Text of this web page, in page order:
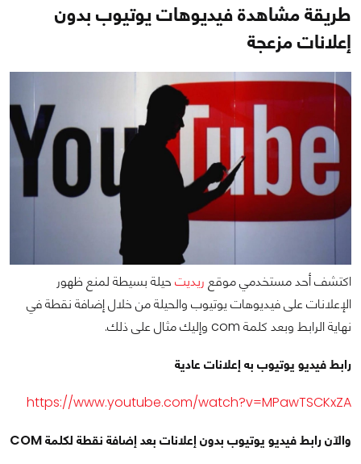
طريقة مشاهدة فيديوهات يوتيوب بدون
إعلانات مزعجة
اكتشف أحد مستخدمي موقع ريديت حيلة بسيطة لمنع ظهور
الإعلانات على فيديوهات يوتيوب والحيلة من خلال إضافة نقطة في
نهاية الرابط وبعد كلمة com وإليك مثال على ذلك.
رابط فيديو يوتيوب به إعلانات عادية
https://www.youtube.com/watch?v=MPawTSCKxZA
والآن رابط فيديو يوتيوب بدون إعلانات بعد إضافة نقطة لكلمة COM